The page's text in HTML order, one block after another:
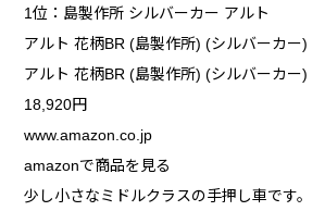
1位：島製作所 シルバーカー アルト
アルト 花柄BR (島製作所) (シルバーカー)
アルト 花柄BR (島製作所) (シルバーカー)
18,920円
www.amazon.co.jp
amazonで商品を見る
少し小さなミドルクラスの手押し車です。